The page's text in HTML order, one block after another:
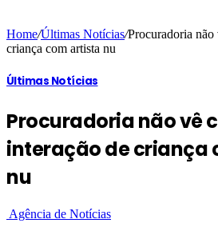
Home/Últimas Notícias/Procuradoria não
criança com artista nu
Últimas Notícias
Procuradoria não vê
interação de criança
nu
Agência de Notícias